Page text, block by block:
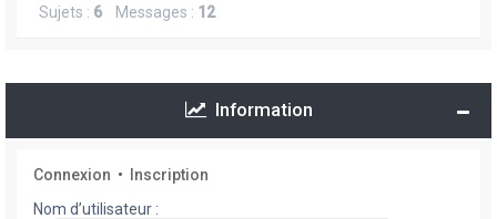
Sujets : 6 Messages : 12
Information
Connexion •
Inscription
Nom d’utilisateur :